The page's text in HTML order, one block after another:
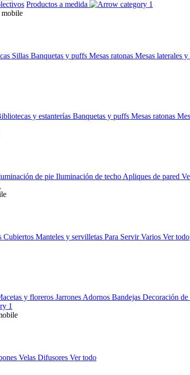
Productos a medida
Sillas Banquetas y puffs Mesas ratonas Mesas laterales
y estanterías Banquetas y puffs Mesas ratonas
de pie Iluminación de techo Apliques de pared
Cubiertos Manteles y servilletas Para ServirVarios Ver todo
y floreros Jarrones Adornos Bandejas Decoración de
Velas Difusores Ver todo